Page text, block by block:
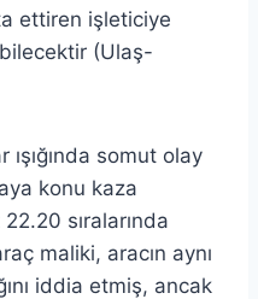
ettiren işleticiye
(Ulaş-
ışığında somut olay
konu kaza
sıralarında
maliki, aracın aynı
iddia etmiş, ancak